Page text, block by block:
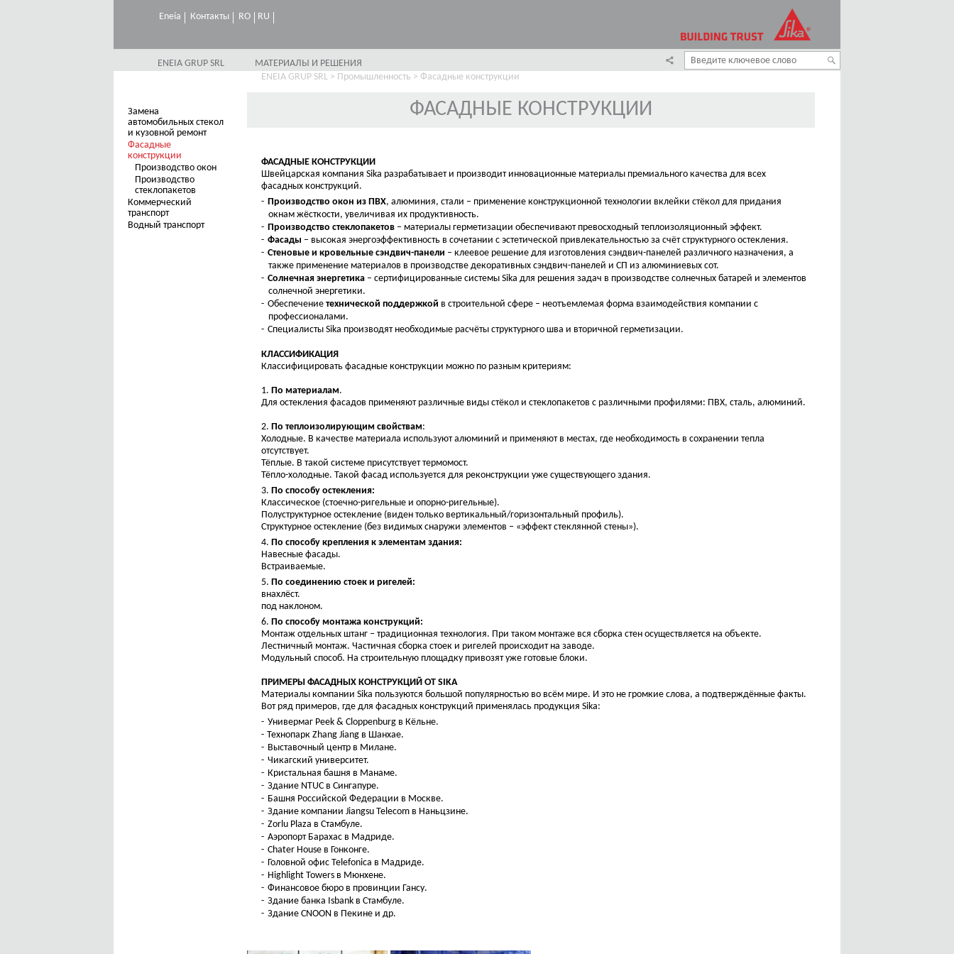
ENEIA GRUP SRL МАТЕРИАЛЫ И РЕШЕНИЯ
Eneia Контакты RO RU
ENEIA GRUP SRL > Промышленность > Фасадные конструкции
Замена
автомобильных стекол
и кузовной ремонт
Фасадные
конструкции
Производство окон
Производство
стеклопакетов
Коммерческий
транспорт
Водный транспорт
ФАСАДНЫЕ КОНСТРУКЦИИ
ФАСАДНЫЕ КОНСТРУКЦИИ
Швейцарская компания Sika разрабатывает и производит инновационные материалы премиального качества для всех
фасадных конструкций.
Производство окон из ПВХ, алюминия, стали – применение конструкционной технологии вклейки стёкол для придания
окнам жёсткости, увеличивая их продуктивность.
Производство стеклопакетов – материалы герметизации обеспечивают превосходный теплоизоляционный эффект.
Фасады – высокая энергоэффективность в сочетании с эстетической привлекательностью за счёт структурного остекления.
Стеновые и кровельные сэндвич-панели – клеевое решение для изготовления сэндвич-панелей различного назначения, а
также применение материалов в производстве декоративных сэндвич-панелей и СП из алюминиевых сот.
Солнечная энергетика – сертифицированные системы Sika для решения задач в производстве солнечных батарей и элементов
солнечной энергетики.
Обеспечение технической поддержкой в строительной сфере – неотъемлемая форма взаимодействия компании с
профессионалами.
Специалисты Sika производят необходимые расчёты структурного шва и вторичной герметизации.
КЛАССИФИКАЦИЯ
Классифицировать фасадные конструкции можно по разным критериям:
1. По материалам.
Для остекления фасадов применяют различные виды стёкол и стеклопакетов с различными профилями: ПВХ, сталь, алюминий.
2. По теплоизолирующим свойствам:
Холодные. В качестве материала используют алюминий и применяют в местах, где необходимость в сохранении тепла
отсутствует.
Тёплые. В такой системе присутствует термомост.
Тёпло-холодные. Такой фасад используется для реконструкции уже существующего здания.
3. По способу остекления:
Классическое (стоечно-ригельные и опорно-ригельные).
Полуструктурное остекление (виден только вертикальный/горизонтальный профиль).
Структурное остекление (без видимых снаружи элементов – «эффект стеклянной стены»).
4. По способу крепления к элементам здания:
Навесные фасады.
Встраиваемые.
5. По соединению стоек и ригелей:
внахлёст.
под наклоном.
6. По способу монтажа конструкций:
Монтаж отдельных штанг – традиционная технология. При таком монтаже вся сборка стен осуществляется на объекте.
Лестничный монтаж. Частичная сборка стоек и ригелей происходит на заводе.
Модульный способ. На строительную площадку привозят уже готовые блоки.
ПРИМЕРЫ ФАСАДНЫХ КОНСТРУКЦИЙ ОТ SIKA
Материалы компании Sika пользуются большой популярностью во всём мире. И это не громкие слова, а подтверждённые факты.
Вот ряд примеров, где для фасадных конструкций применялась продукция Sika:
Универмаг Peek & Cloppenburg в Кёльне.
Технопарк Zhang Jiang в Шанхае.
Выставочный центр в Милане.
Чикагский университет.
Кристальная башня в Манаме.
Здание NTUC в Сингапуре.
Башня Российской Федерации в Москве.
Здание компании Jiangsu Telecom в Наньцзине.
Zorlu Plaza в Стамбуле.
Аэропорт Барахас в Мадриде.
Chater House в Гонконге.
Головной офис Telefonica в Мадриде.
Highlight Towers в Мюнхене.
Финансовое бюро в провинции Гансу.
Здание банка Isbank в Стамбуле.
Здание CNOON в Пекине и др.